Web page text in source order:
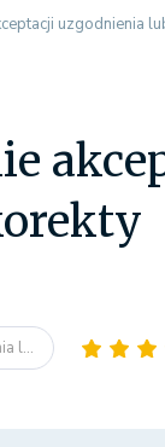
uzgodnienia
l...